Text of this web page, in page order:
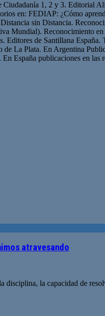
Ciudadanía 1, 2 y 3. Editorial
en: FEDIAP: ¿Cómo
sin Distancia.
Mundial). Reconocimiento
de Santillana España.
de La Plata. En Argentina
España publicaciones en las
atravesando
disciplina, la capacidad de